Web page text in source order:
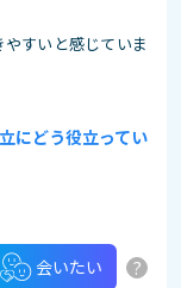
すいと感じていま
にどう役立ってい
会いたい ?